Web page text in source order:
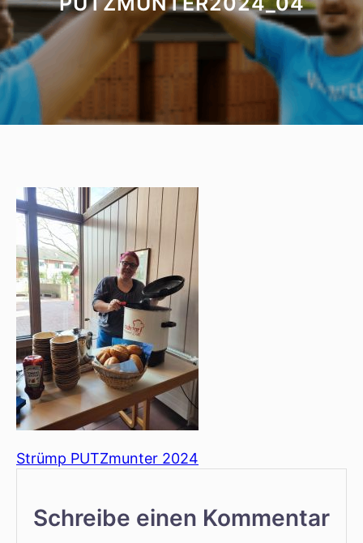
Strümp PUTZmunter 2024
Schreibe einen Kommentar